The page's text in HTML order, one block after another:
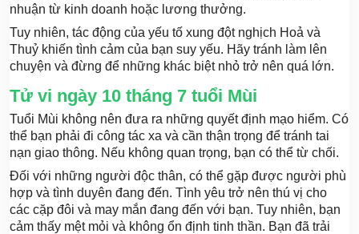
nhuận từ kinh doanh hoặc lương thưởng.
Tuy nhiên, tác động của yếu tố xung đột nghịch Hoả và
Thuỷ khiến tình cảm của bạn suy yếu. Hãy tránh làm lên
chuyện và đừng để những khác biệt nhỏ trở nên quá lớn.
Tử vi ngày 10 tháng 7 tuổi Mùi
Tuổi Mùi không nên đưa ra những quyết định mạo hiểm. Có
thể bạn phải đi công tác xa và cần thận trọng để tránh tai
nạn giao thông. Nếu không quan trọng, bạn có thể từ chối.
Đối với những người độc thân, có thể gặp được người phù
hợp và tình duyên đang đến. Tình yêu trở nên thú vị cho
các cặp đôi và may mắn đang đến với bạn. Tuy nhiên, bạn
cảm thấy mệt mỏi và không ổn định tinh thần. Bạn đã trải